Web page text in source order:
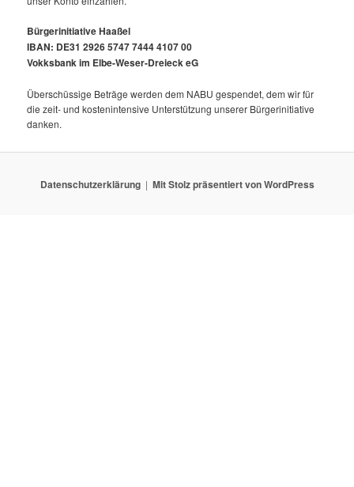
Bürgerinitiative Haaßel
IBAN: DE31 2926 5747 7444 4107 00
Vokksbank im Elbe-Weser-Dreieck eG
Überschüssige Beträge werden dem NABU gespendet, dem wir für
die zeit- und kostenintensive Unterstützung unserer Bürgerinitiative
danken.
Datenschutzerklärung Mit Stolz präsentiert von WordPress